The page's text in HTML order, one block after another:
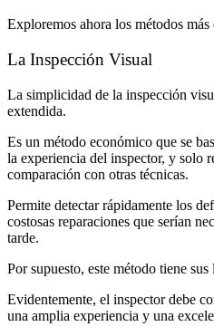
Exploremos ahora los métodos más
La Inspección Visual
La simplicidad de la inspección
extendida.
Es un método económico que se
la experiencia del inspector, y solo
comparación con otras técnicas.
Permite detectar rápidamente los
costosas reparaciones que serían
tarde.
Por supuesto, este método tiene
Evidentemente, el inspector debe
una amplia experiencia y una